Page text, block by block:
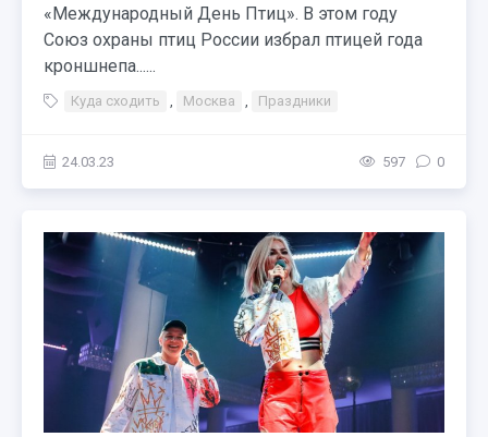
«Международный День Птиц». В этом году
Союз охраны птиц России избрал птицей года
кроншнепа......
Куда сходить , Москва , Праздники
24.03.23 597 0